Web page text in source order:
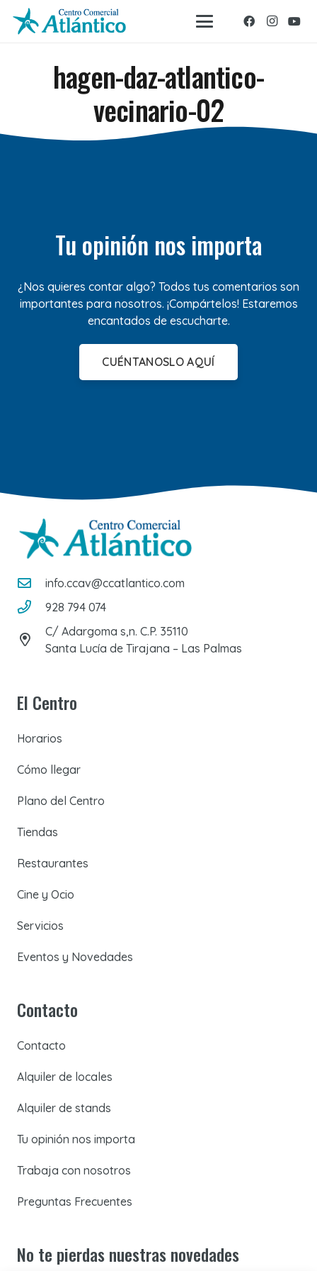
hagen-daz-atlantico-
vecinario-02
Tu opinión nos importa
¿Nos quieres contar algo? Todos tus comentarios son
importantes para nosotros. ¡Compártelos! Estaremos
encantados de escucharte.
CUÉNTANOSLO AQUÍ
info.ccav@ccatlantico.com
928 794 074
C/ Adargoma s,n. C.P. 35110
Santa Lucía de Tirajana – Las Palmas
El Centro
Horarios
Cómo llegar
Plano del Centro
Tiendas
Restaurantes
Cine y Ocio
Servicios
Eventos y Novedades
Contacto
Contacto
Alquiler de locales
Alquiler de stands
Tu opinión nos importa
Trabaja con nosotros
Preguntas Frecuentes
No te pierdas nuestras novedades